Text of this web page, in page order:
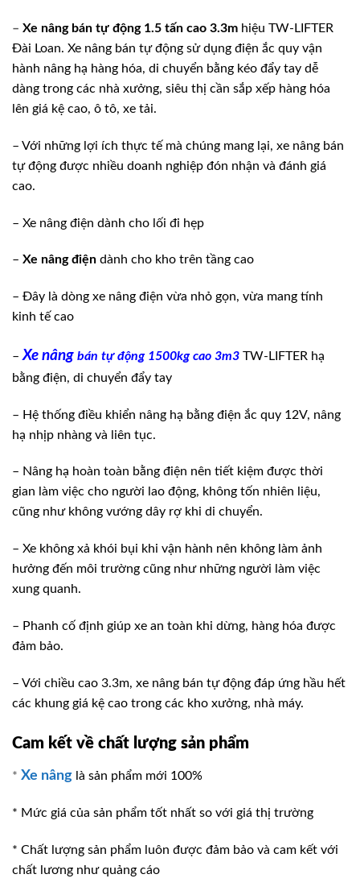
– Xe nâng bán tự động 1.5 tấn cao 3.3m hiệu TW-LIFTER
Đài Loan. Xe nâng bán tự động sử dụng điện ắc quy vận
hành nâng hạ hàng hóa, di chuyển bằng kéo đẩy tay dễ
dàng trong các nhà xưởng, siêu thị cần sắp xếp hàng hóa
lên giá kệ cao, ô tô, xe tải.
– Với những lợi ích thực tế mà chúng mang lại, xe nâng bán
tự động được nhiều doanh nghiệp đón nhận và đánh giá
cao.
– Xe nâng điện dành cho lối đi hẹp
– Xe nâng điện dành cho kho trên tầng cao
– Đây là dòng xe nâng điện vừa nhỏ gọn, vừa mang tính
kinh tế cao
– Xe nâng bán tự động 1500kg cao 3m3 TW-LIFTER hạ
bằng điện, di chuyển đẩy tay
– Hệ thống điều khiển nâng hạ bằng điện ắc quy 12V, nâng
hạ nhịp nhàng và liên tục.
– Nâng hạ hoàn toàn bằng điện nên tiết kiệm được thời
gian làm việc cho người lao động, không tốn nhiên liệu,
cũng như không vướng dây rợ khi di chuyển.
– Xe không xả khói bụi khi vận hành nên không làm ảnh
hưởng đến môi trường cũng như những người làm việc
xung quanh.
– Phanh cố định giúp xe an toàn khi dừng, hàng hóa được
đảm bảo.
– Với chiều cao 3.3m, xe nâng bán tự động đáp ứng hầu hết
các khung giá kệ cao trong các kho xưởng, nhà máy.
Cam kết về chất lượng sản phẩm
* Xe nâng là sản phẩm mới 100%
* Mức giá của sản phẩm tốt nhất so với giá thị trường
* Chất lượng sản phẩm luôn được đảm bảo và cam kết với
chất lương như quảng cáo